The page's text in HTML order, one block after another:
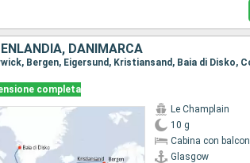
DANIMARCA
completa
Le Champlain
10 g
Cabina con
Glasgow